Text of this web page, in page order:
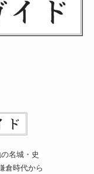
名城・史
倉時代から